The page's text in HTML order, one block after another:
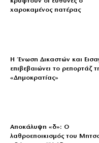
χαροκαμένος πατέρας
Η Ένωση Δικαστών και
επιβεβαιώνει το ρεπορτάζ
«Δημοκρατίας»
Αποκάλυψη «δ»: Ο
λαθροεποικισμός του